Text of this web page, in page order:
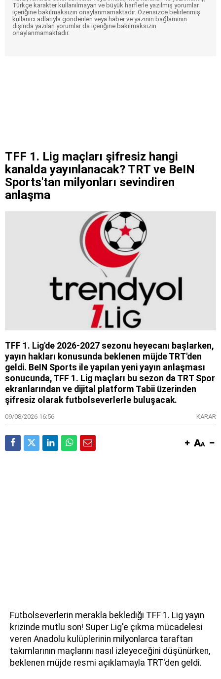
Türkçe karakter kullanılmayan ve büyük harflerle yazılmış yorumlar
içeriğine bakılmaksızın onaylanmamaktadır. Özensizce belirlenmiş
kullanıcı adlarıyla gönderilen veya haber ve yazının bağlamının
dışında yazılan yorumlar da içeriğine bakılmaksızın
onaylanmamaktadır.
TFF 1. Lig maçları şifresiz hangi
kanalda yayınlanacak? TRT ve BeIN
Sports'tan milyonları sevindiren
anlaşma
TFF 1. Lig'de 2026-2027 sezonu heyecanı başlarken,
yayın hakları konusunda beklenen müjde TRT'den
geldi. BeIN Sports ile yapılan yeni yayın anlaşması
sonucunda, TFF 1. Lig maçları bu sezon da TRT Spor
ekranlarından ve dijital platform Tabii üzerinden
şifresiz olarak futbolseverlerle buluşacak.
09/08/2026 16:56 KARAR
Futbolseverlerin merakla beklediği TFF 1. Lig yayın
krizinde mutlu son! Süper Lig'e çıkma mücadelesi
veren Anadolu kulüplerinin milyonlarca taraftarı
takımlarının maçlarını nasıl izleyeceğini düşünürken,
beklenen müjde resmi açıklamayla TRT'den geldi.